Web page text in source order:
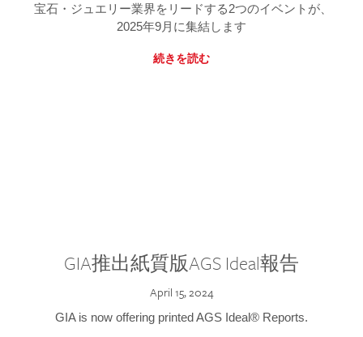
宝石・ジュエリー業界をリードする2つのイベントが、
2025年9月に集結します
続きを読む
GIA推出紙質版AGS Ideal報告
April 15, 2024
GIA is now offering printed AGS Ideal® Reports.